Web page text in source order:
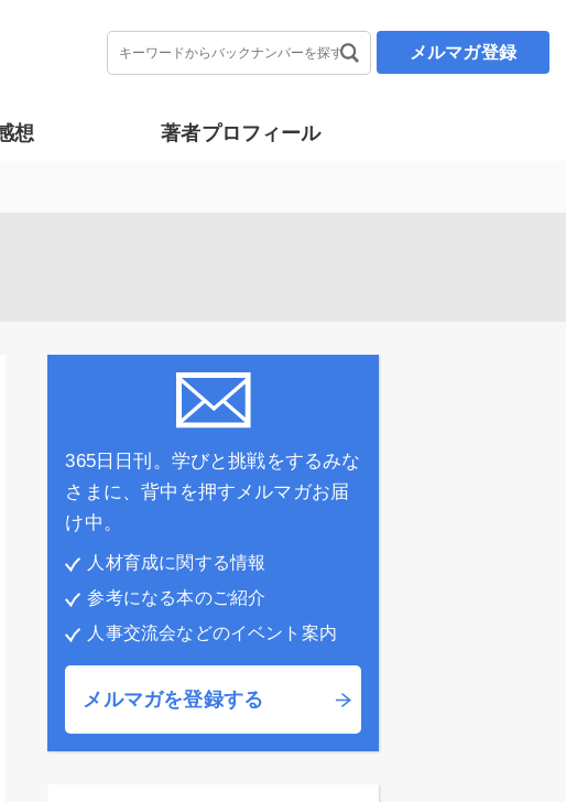
メルマガ登録
想 著者プロフィール
365日日刊。学びと挑戦をするみな
さまに、背中を押すメルマガお届
け中。
人材育成に関する情報
参考になる本のご紹介
人事交流会などのイベント案内
メルマガを登録する